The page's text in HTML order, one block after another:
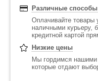
Различные
Оплачивайте
наличными курьеру,
кредитной картой
Низкие цены
Мы гордимся нашими
которые отдают